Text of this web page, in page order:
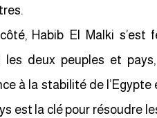
Habib El Malki
les deux peuples et
à la stabilité de
est la clé pour résoudre